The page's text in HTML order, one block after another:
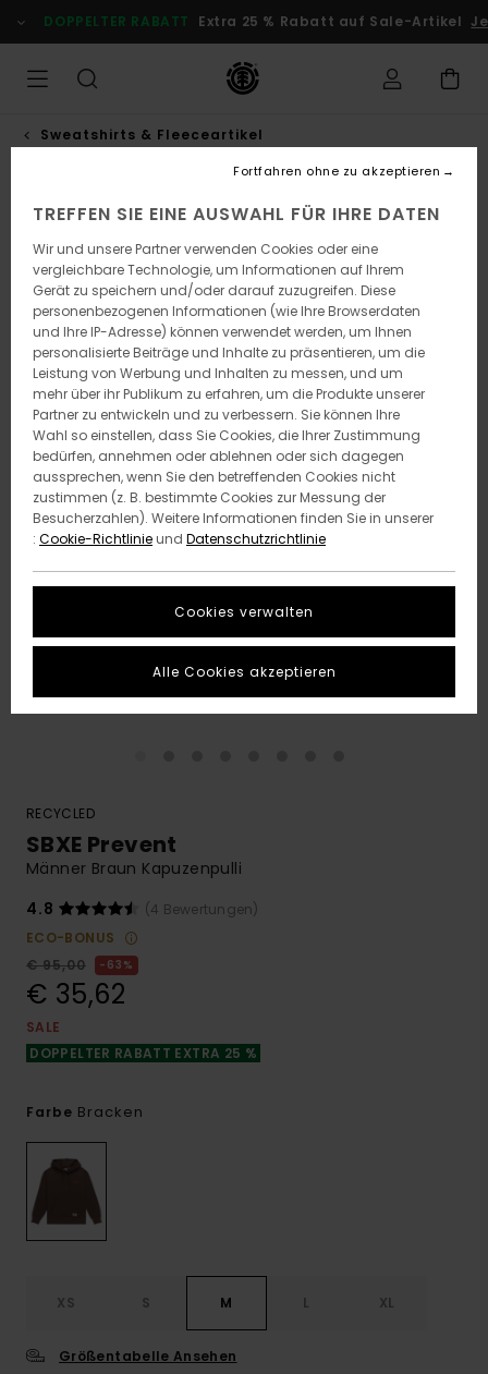
zur
Produktinformation
DOPPELTER RABATT Extra 25 % Rabatt auf Sale-Artikel
Sweatshirts & Fleeceartikel
RECYCLED
SBXE Prevent
Männer Braun Kapuzenpulli
4.8
(4 Bewertungen)
ECO-BONUS
€ 95,00
63%
€ 35,62
SALE
DOPPELTER RABATT EXTRA 25 %
Farbe Bracken
XS S M L XL
Größentabelle Ansehen
TREFFEN SIE EINE AUSWAHL FÜR IHRE DATEN
Wir und unsere Partner verwenden Cookies oder eine
vergleichbare Technologie, um Informationen auf Ihrem
Gerät zu speichern und/oder darauf zuzugreifen. Diese
personenbezogenen Informationen (wie Ihre Browserdaten
und Ihre IP-Adresse) können verwendet werden, um Ihnen
personalisierte Beiträge und Inhalte zu präsentieren, um die
Leistung von Werbung und Inhalten zu messen, und um
mehr über ihr Publikum zu erfahren, um die Produkte unserer
Partner zu entwickeln und zu verbessern. Sie können Ihre
Wahl so einstellen, dass Sie Cookies, die Ihrer Zustimmung
bedürfen, annehmen oder ablehnen oder sich dagegen
aussprechen, wenn Sie den betreffenden Cookies nicht
zustimmen (z. B. bestimmte Cookies zur Messung der
Besucherzahlen). Weitere Informationen finden Sie in unserer
: Cookie-Richtlinieund Datenschutzrichtlinie
Cookies verwalten
Fortfahren ohne zu akzeptieren
Alle Cookies akzeptieren